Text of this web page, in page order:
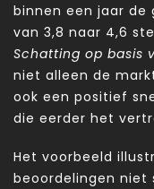
binnen een jaar de
van 3,8 naar 4,6
Schatting op basis
niet alleen de
ook een positief
die eerder het
Het voorbeeld
beoordelingen niet